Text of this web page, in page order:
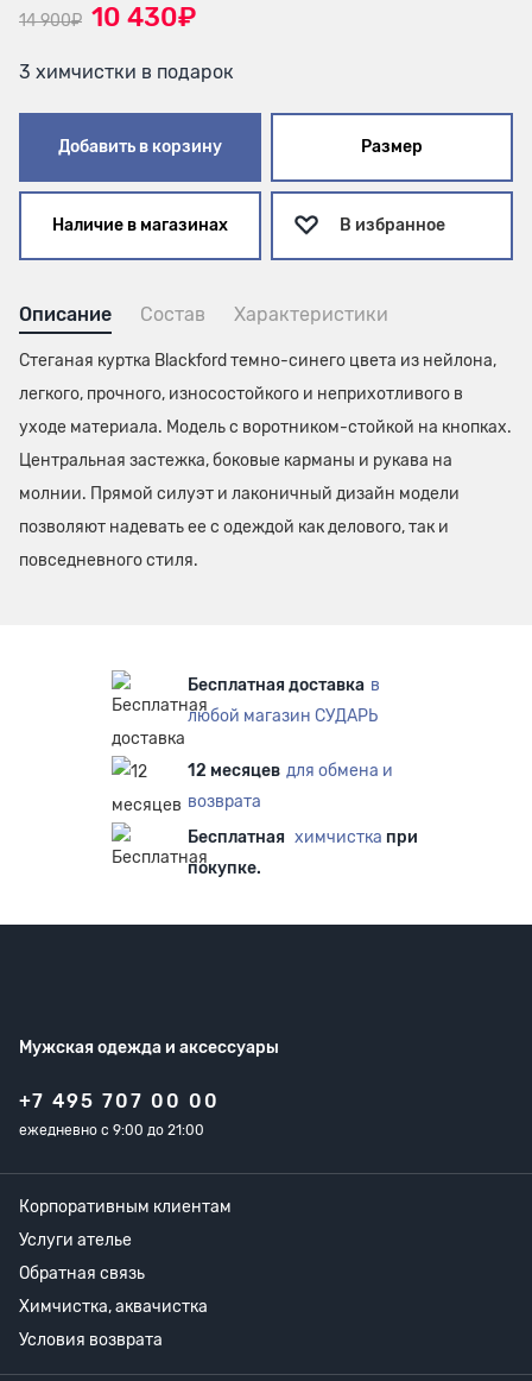
14 900₽ 10 430₽
3 химчистки в подарок
Добавить в корзину Размер
Наличие в магазинах В избранное
Описание Состав Характеристики
Стеганая куртка Blackford темно-синего цвета из нейлона,
легкого, прочного, износостойкого и неприхотливого в
уходе материала. Модель с воротником-стойкой на кнопках.
Центральная застежка, боковые карманы и рукава на
молнии. Прямой силуэт и лаконичный дизайн модели
позволяют надевать ее с одеждой как делового, так и
повседневного стиля.
Бесплатная доставка в
любой магазин СУДАРЬ
12 месяцев для обмена и
возврата
Бесплатная химчистка при
покупке.
Мужская одежда и аксессуары
+7 495 707 00 00
ежедневно с 9:00 до 21:00
Корпоративным клиентам
Услуги ателье
Обратная связь
Химчистка, аквачистка
Условия возврата